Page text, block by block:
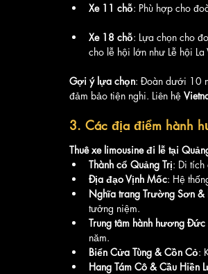
Xe 11 chỗ: Phù hợp cho
Xe 18 chỗ: Lựa chọn cho
cho lễ hội lớn như Lễ hội La
Gợi ý lựa chọn: Đoàn dưới 10
đảm bảo tiện nghi. Liên hệ
3. Các địa điểm hành
Thuê xe limousine đi lễ tại
Thành cổ Quảng Trị: Di
Địa đạo Vịnh Mốc: Hệ
Nghĩa trang Trường Sơn
tưởng niệm.
Trung tâm hành hương Đức
năm.
Biển Cửa Tùng & Cồn Cỏ:
Hang Tám Cô & Cầu Hiền